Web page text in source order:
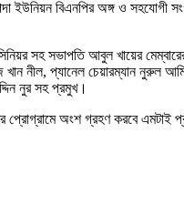
ইউনিয়ন বিএনপির অঙ্গ ও সহযোগী
সহ সভাপতি আবুল খায়ের
নীল, প্যানেল চেয়ারম্যান নুরুল
নুর সহ প্রমুখ।
প্রোগ্রামে অংশ গ্রহণ করবে এমটাই